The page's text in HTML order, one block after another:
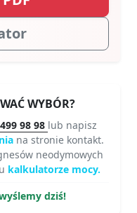
WYBÓR?
98 98 lub napisz
na stronie kontakt.
neodymowych
kalkulatorze mocy.
dziś!